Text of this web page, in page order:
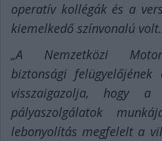
operatív kollégák és a
kiemelkedő színvonalú
„A Nemzetközi
biztonsági felügyelőjének
visszaigazolja, hogy
pályaszolgálatok
lebonyolítás megfelelt a